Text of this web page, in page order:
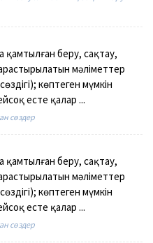
беру, сақтау,
мәліметтер
көптеген мүмкін
есте қалар ...
сөздер
беру, сақтау,
мәліметтер
көптеген мүмкін
есте қалар ...
сөздер